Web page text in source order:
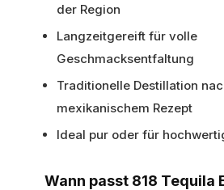
der Region
Langzeitgereift für volle
Geschmacksentfaltung
Traditionelle Destillation
mexikanischem Rezept
Ideal pur oder für
Wann passt 818 Tequila